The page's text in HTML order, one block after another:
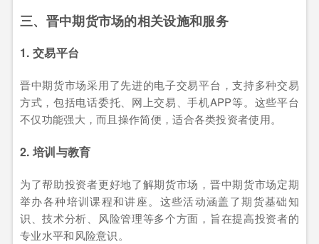
三、晋中期货市场的相关设施和服务
1. 交易平台
晋中期货市场采用了先进的电子交易平台，支持多种交易
方式，包括电话委托、网上交易、手机APP等。这些平台
不仅功能强大，而且操作简便，适合各类投资者使用。
2. 培训与教育
为了帮助投资者更好地了解期货市场，晋中期货市场定期
举办各种培训课程和讲座。这些活动涵盖了期货基础知
识、技术分析、风险管理等多个方面，旨在提高投资者的
专业水平和风险意识。